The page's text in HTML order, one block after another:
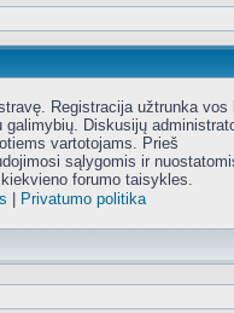
Registracija užtrunka vos
Diskusijų
vartotojams. Prieš
sąlygomis ir
forumo taisykles.
Privatumo politika